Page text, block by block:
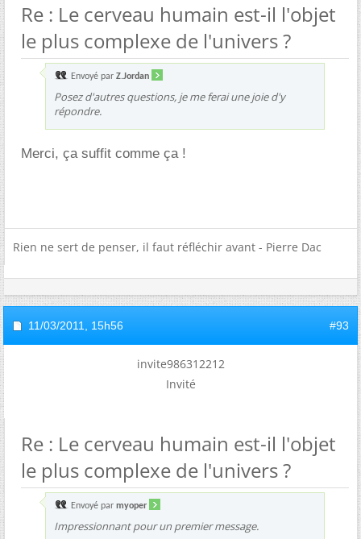
Re : Le cerveau humain est-il l'objet
le plus complexe de l'univers ?
Envoyé par Z.Jordan
Posez d'autres questions, je me ferai une joie d'y
répondre.
Merci, ça suffit comme ça !
Rien ne sert de penser, il faut réfléchir avant - Pierre Dac
11/03/2011, 15h56 #93
invite986312212
Invité
Re : Le cerveau humain est-il l'objet
le plus complexe de l'univers ?
Envoyé par myoper
Impressionnant pour un premier message.